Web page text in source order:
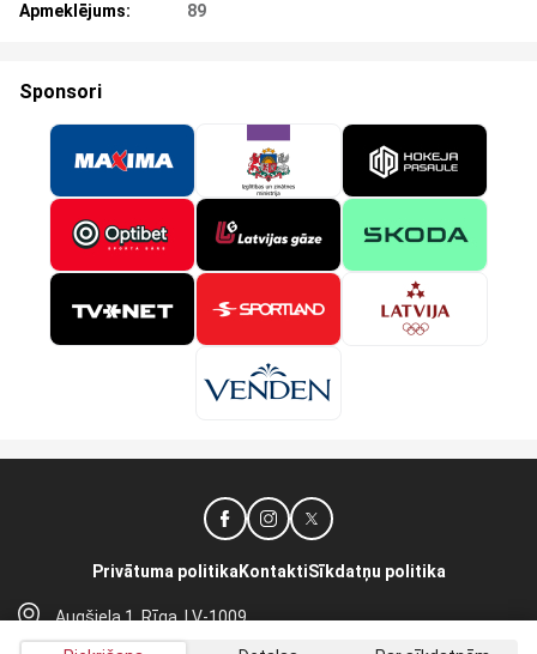
Apmeklējums:
89
Sponsori
Augšiela 1, Rīga, LV-1009
lhf@lhf.lv
Privātuma politikaKontaktiSīkdatņu politika